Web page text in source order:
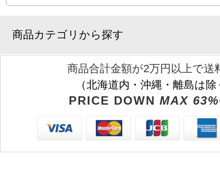
商品カテゴリから探す
商品合計金額が2万円以上で送
（北海道内・沖縄・離島は
PRICE DOWN MAX